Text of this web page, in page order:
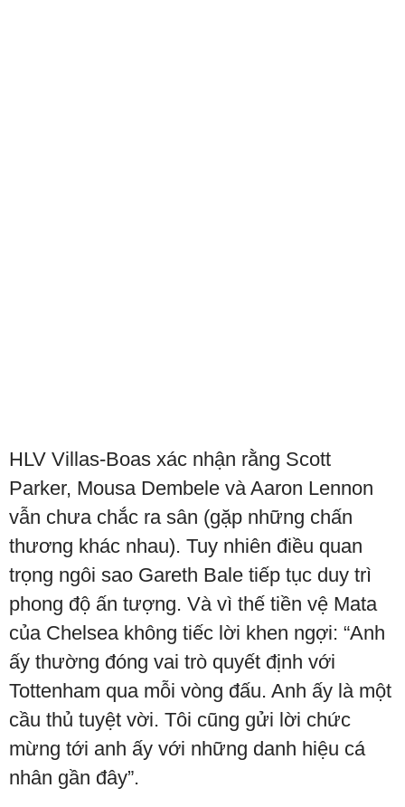
HLV Villas-Boas xác nhận rằng Scott
Parker, Mousa Dembele và Aaron Lennon
vẫn chưa chắc ra sân (gặp những chấn
thương khác nhau). Tuy nhiên điều quan
trọng ngôi sao Gareth Bale tiếp tục duy trì
phong độ ấn tượng. Và vì thế tiền vệ Mata
của Chelsea không tiếc lời khen ngợi: “Anh
ấy thường đóng vai trò quyết định với
Tottenham qua mỗi vòng đấu. Anh ấy là một
cầu thủ tuyệt vời. Tôi cũng gửi lời chức
mừng tới anh ấy với những danh hiệu cá
nhân gần đây”.